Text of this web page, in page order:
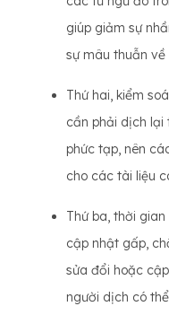
giúp giảm sự
sự mâu thuẫn
Thứ hai, kiểm
cần phải dịch
phức tạp, nên
cho các tài liệu
Thứ ba, thời
cập nhật gấp,
sửa đổi hoặc
người dịch có